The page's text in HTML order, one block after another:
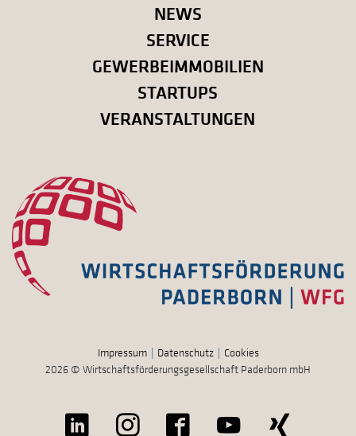
NEWS
SERVICE
GEWERBEIMMOBILIEN
STARTUPS
VERANSTALTUNGEN
Impressum Datenschutz
Cookies
2026 © Wirtschaftsförderungsgesellschaft Paderborn mbH